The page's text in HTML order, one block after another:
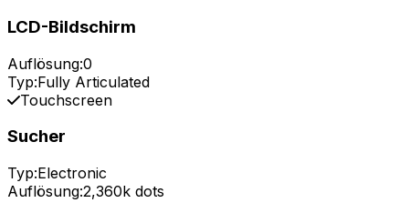
LCD-Bildschirm
Auflösung:0
Typ:Fully Articulated
Touchscreen
Sucher
Typ:Electronic
Auflösung:2,360k dots